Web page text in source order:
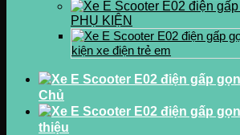
PHỤ KIỆN
kiện xe điện trẻ em
Chủ
thiệu